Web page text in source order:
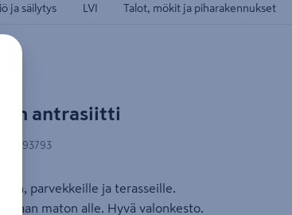
ja säilytys LVI Talot, mökit ja piharakennukset
cm antrasiitti
parvekkeille ja terasseille.
maton alle. Hyvä valonkesto.